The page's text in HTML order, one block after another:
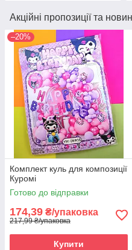
Акційні пропозиції та
–20%
Комплект куль для композиції
Куромі
Готово до відправки
174,39 ₴/упаковка
217,99 ₴/упаковка
Купити